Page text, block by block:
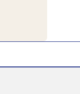
fenêtre)
nouvelle
nouvelle
(s'ouvre